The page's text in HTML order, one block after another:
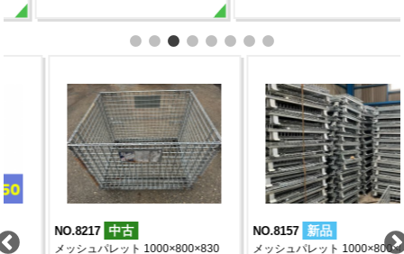
NO.8217 中古
メッシュパレット 1000×800×830
NO.8157 新品
メッシュパレット 1000×800×850